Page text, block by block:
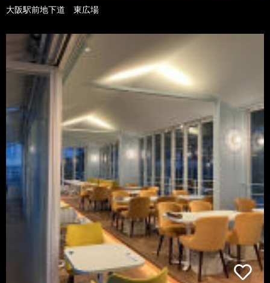
大阪駅前地下道 東広場